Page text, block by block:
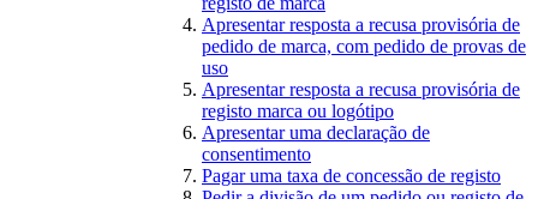
Apresentar resposta a recusa provisória de
pedido de marca, com pedido de provas de
uso
Apresentar resposta a recusa provisória de
registo marca ou logótipo
Apresentar uma declaração de
consentimento
Pagar uma taxa de concessão de registo